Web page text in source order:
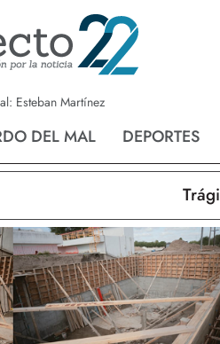
Esteban Martínez
DEL MAL DEPORTES
Nvo. Laredo
Trágico